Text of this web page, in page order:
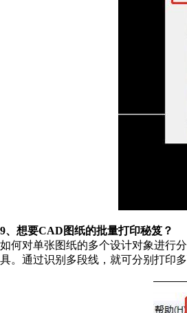
9、想要CAD图纸的批量打印秘笈？
如何对单张图纸的多个设计对象进行
具。通过识别多段线，就可分别打印多